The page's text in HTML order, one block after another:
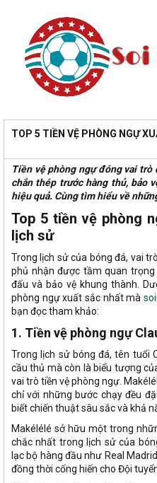
TOP 5 TIỀN VỆ PHÒNG NGỰ
Tiền vệ phòng ngự đóng vai trò
chắn thép trước hàng thủ, bảo
hiệu quả. Cùng tìm hiểu về
Top 5 tiền vệ phòng
lịch sử
Trong lịch sử của bóng đá, vai
phủ nhận được tầm quan
đấu và bảo vệ khung thành.
phòng ngự xuất sắc nhất mà
bạn đọc tham khảo:
1. Tiền vệ phòng ngự
Trong lịch sử bóng đá, tên tuổi
cầu thủ mà còn là biểu tượng
vai trò tiền vệ phòng ngự.
chỉ với những bước chạy đều
biết chiến thuật sâu sắc và khả
Makélélé sở hữu một trong
chắc nhất trong lịch sử của
lạc bộ hàng đầu như Real
đồng thời cống hiến cho Đội